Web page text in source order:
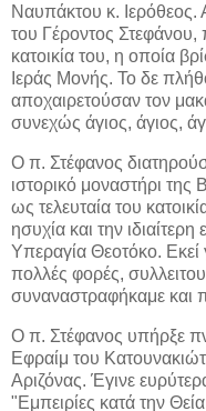
Ναυπάκτου κ.
του Γέροντος Στεφάνου,
κατοικία του, η οποία
Ιεράς Μονής. Το δε
αποχαιρετούσαν τον
συνεχώς άγιος, άγιος,
Ο π. Στέφανος
ιστορικό μοναστήρι
ως τελευταία του
ησυχία και την
Υπεραγία Θεοτόκο.
πολλές φορές,
συναναστραφήκαμε και
Ο π. Στέφανος υπήρξε
Εφραίμ του
Αριζόνας. Έγινε
"Εμπειρίες κατά την